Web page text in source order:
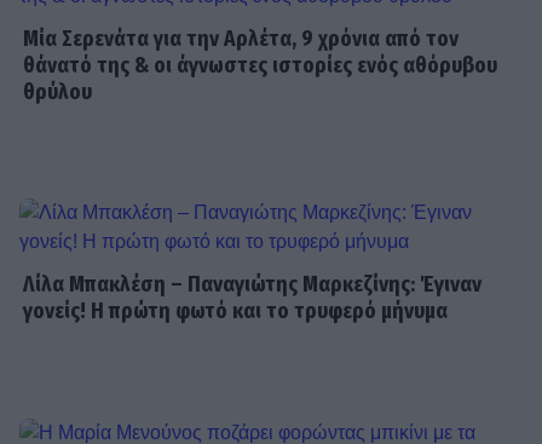
SHOWBIZ
MEDIA
Μπαμπά σ’ αγαπώ - Ελένη Σακκά: Η
Μία Σερενάτα για την Αρλέτα, 9 χρόνια από τον
θάνατό της & οι άγνωστες ιστορίες ενός αθόρυβου
θρύλου
Λίλα Μπακλέση – Παναγιώτης Μαρκεζίνης: Έγιναν
γονείς! Η πρώτη φωτό και το τρυφερό μήνυμα